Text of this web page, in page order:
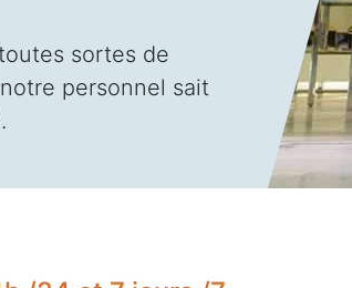
sortes de
personnel sait